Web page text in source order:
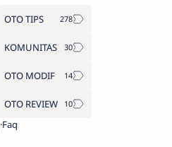
OTO TIPS
KOMUNITAS
OTO MODIF
OTO REVIEW
Faq